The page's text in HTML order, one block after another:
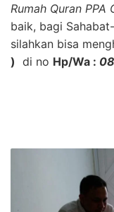
Rumah Quran
baik, bagi
silahkan bisa
) di no Hp/Wa :